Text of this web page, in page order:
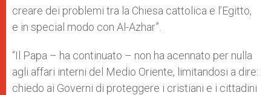
creare dei problemi tra la Chiesa cattolica e l’Egitto,
e in special modo con Al-Azhar”.
“Il Papa – ha continuato – non ha acennato per nulla
agli affari interni del Medio Oriente, limitandosi a dire:
chiedo ai Governi di proteggere i cristiani e i cittadini